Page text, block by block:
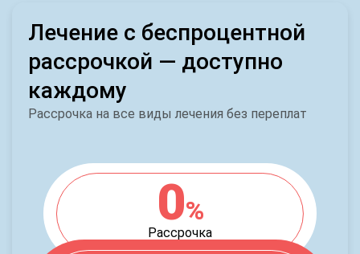
Лечение с беспроцентной
рассрочкой — доступно
каждому
Рассрочка на все виды лечения без переплат
0%
Рассрочка